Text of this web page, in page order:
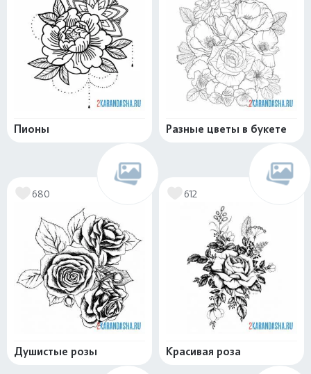
Пионы Разные цветы в букете
680
Душистые розы
612
Красивая роза